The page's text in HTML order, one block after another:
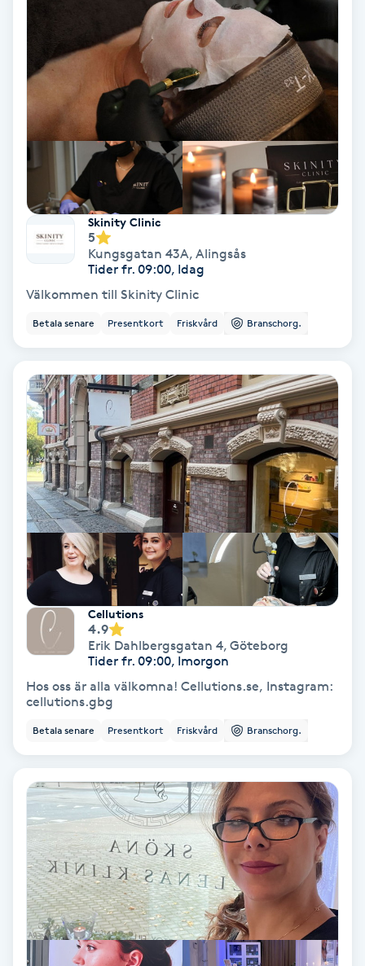
Olaplex
Olaplexbehandling
Ombre
Ombre brows
Ombre naglar
Optiker
Ortobionomi
Osteopati
Paraffinbehandling
Pedikyr
Pensionärklippning
Permanent
Permanent hårborttagning
Picolaser
Piercing
Pigmentbehandling
Pigmentfläckar
Skinity Clinic
5
Kungsgatan 43A, Alingsås
Tider fr. 09:00, Idag
Välkommen till Skinity Clinic
Betala senare Presentkort Friskvård Branschorg.
Cellutions
4.9
Erik Dahlbergsgatan 4, Göteborg
Tider fr. 09:00, Imorgon
Hos oss är alla välkomna! Cellutions.se, Instagram:
cellutions.gbg
Betala senare Presentkort Friskvård Branschorg.